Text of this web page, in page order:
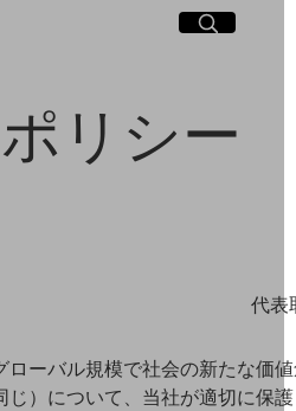
サイト内検索
開く
検索する リシー
代
ーバル規模で社会の新たな価
）について、当社が適切に保